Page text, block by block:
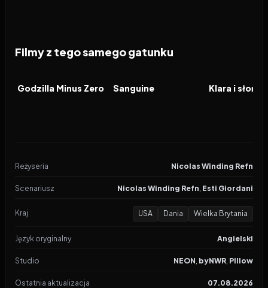
Filmy z tego samego gatunku
FILM
Godzilla Minus Zero FILM
Sanguine FILM
Klara i słońce
Reżyseria Nicolas Winding Refn
Scenariusz Nicolas Winding Refn, Esti Giordani
Kraj USA Dania Wielka Brytania
Język oryginalny Angielski
Studio NEON, byNWR, Pillow
Ostatnia aktualizacja 07.08.2026